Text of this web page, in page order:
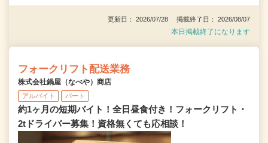
更新日： 2026/07/28 掲載終了日： 2026/08/07
本日掲載終了になります
フォークリフト配送業務
株式会社鍋屋（なべや）商店
アルバイト パート
約1ヶ月の短期バイト！全日昼食付き！フォークリフト・
2tドライバー募集！資格無くても応相談！